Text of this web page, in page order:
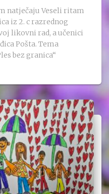
natječaju Veseli ritam
iz 2. c razrednog
likovni rad, a učenici
Pošta. Tema
bez granica“